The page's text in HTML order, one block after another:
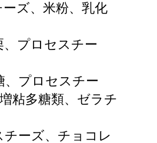
ズ、米粉、乳化
プロセスチー
、プロセスチー
粘多糖類、ゼラチ
ーズ、チョコレ